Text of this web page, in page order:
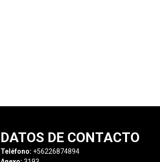
DATOS DE CONTACTO
Teléfono: +56226874894